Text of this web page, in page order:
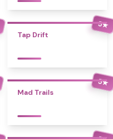
5★
Tap Drift
5★
Mad Trails